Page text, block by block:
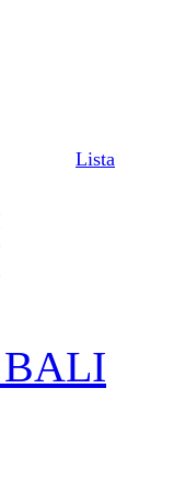
Lista
BALI